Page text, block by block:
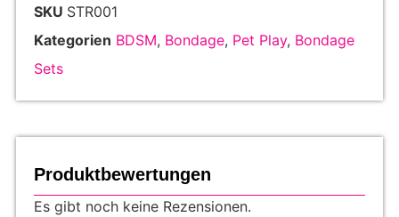
SKU STR001
Kategorien BDSM, Bondage, Pet Play, Bondage
Sets
Produktbewertungen
Es gibt noch keine Rezensionen.